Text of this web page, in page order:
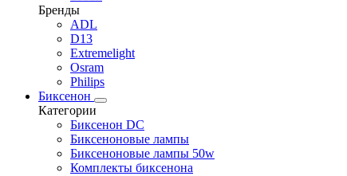
Бренды
ADL
D13
Extremelight
Osram
Philips
Биксенон
Категории
Биксенон DC
Биксеноновые лампы
Биксеноновые лампы 50w
Комплекты биксенона